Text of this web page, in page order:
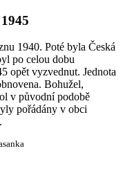
1940. Poté byla Česká
po celou dobu
opět vyzvednut. Jednota
Bohužel,
v původní podobě
pořádány v obci